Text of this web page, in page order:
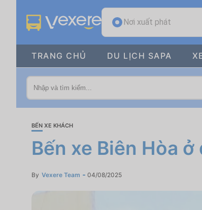
Nơi xuất phát
TRANG CHỦ DU LỊCH SAPA
BẾN XE KHÁCH
Bến xe Biên Hòa
By Vexere Team 04/08/2025